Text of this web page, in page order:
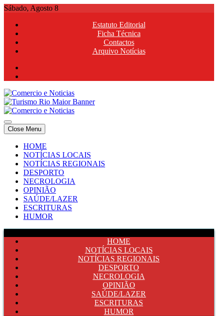
Skip
content
Sábado, Agosto 8
Estatuto Editorial
Ficha Técnica
Contactos
Arquivo Notícias
Comercio e Noticias
Notícias e Publicidade Online
Comercio e Noticias
Notícias e Publicidade Online
Close Menu
HOME
NOTÍCIAS LOCAIS
NOTÍCIAS REGIONAIS
DESPORTO
NECROLOGIA
OPINIÃO
SAÚDE/LAZER
ESCRITURAS
HUMOR
HOME
NOTÍCIAS LOCAIS
NOTÍCIAS REGIONAIS
DESPORTO
NECROLOGIA
OPINIÃO
SAÚDE/LAZER
ESCRITURAS
HUMOR